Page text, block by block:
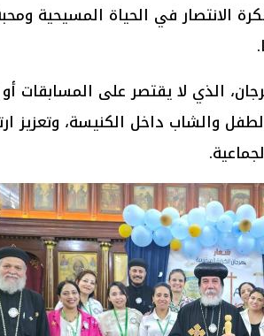
الانتصار في الحياة المسيحية
الذي لا يقتصر على المسابقات
والشاب داخل الكنيسة، وتعزيز